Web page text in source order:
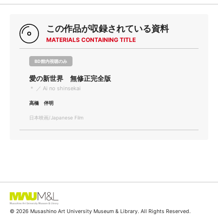
この作品が収録されている資料
MATERIALS CONTAINING TITLE
BD館内視聴のみ
愛の新世界 無修正完全版
＊ ／ Ai no shinsekai
高橋 伴明
日本映画/Japanese Film
© 2026 Musashino Art University Museum & Library. All Rights Reserved.